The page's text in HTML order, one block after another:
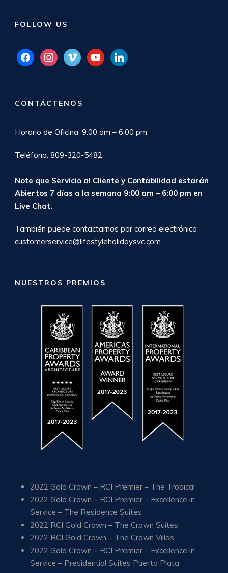
FOLLOW US
facebookinstagram
vimeo youtubelinkedin
CONTÁCTENOS
Horario de Oficina: 9:00 am – 6:00 pm
Teléfono: 809-320-5482
Note que Servicio al Cliente y Contabilidad estarán
Abiertos 7 días a la semana 9:00 am – 6:00 pm en
Live Chat.
También puede contactarnos por correo electrónico
customerservice@lifestyleholidaysvc.com
NUESTROS PREMIOS
2022 Gold Crown – RCI Premier – The Tropical
2022 Gold Crown – RCI Premier – Excellence in
Service – The Residence Suites
2022 RCI Gold Crown – The Crown Suites
2022 RCI Gold Crown – The Crown Villas
2022 Gold Crown – RCI Premier – Excellence in
Service – Presidential Suites Puerto Plata